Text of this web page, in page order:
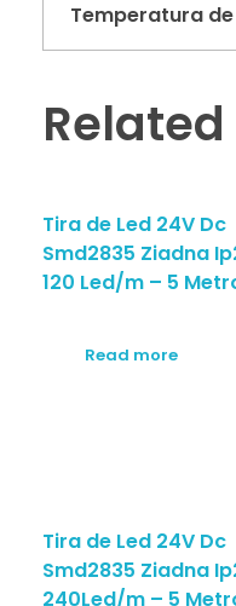
Temperatura
Tira de Led 24V Dc
Smd2835 Ziadna
120 Led/m – 5
Read more
Tira de Led 24V Dc
Smd2835 Ziadna
240Led/m – 5